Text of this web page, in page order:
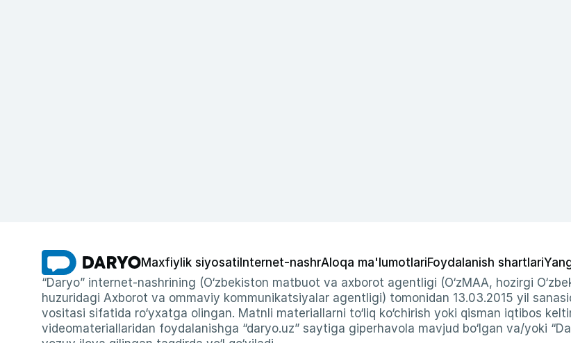
Maxfiylik siyosati Internet-nashrAloqa ma'lumotlariFoydalanish shartlari
“Daryo” internet-nashrining (O‘zbekiston matbuot va axborot agentligi (O‘zMAA, hozirgi
huzuridagi Axborot va ommaviy kommunikatsiyalar agentligi) tomonidan 13.03.2015 yil
vositasi sifatida ro‘yxatga olingan. Matnli materiallarni to‘liq ko‘chirish yoki qisman iqtibos
videomateriallaridan foydalanishga “daryo.uz” saytiga giperhavola mavjud bo‘lgan va/yoki